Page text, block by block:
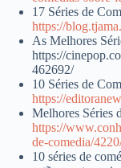
17 Séries de
https://
As Melhores
https://
462692/
10 Séries de
https://
Melhores Séries
https://
de-comedia/
10 séries de